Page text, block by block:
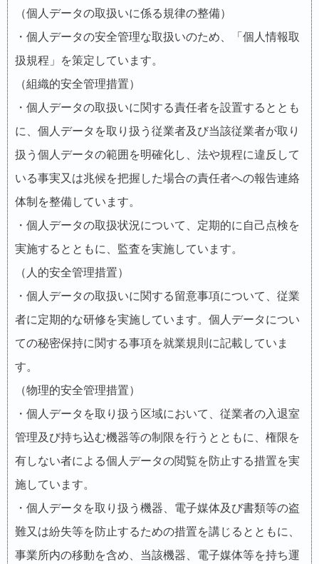
（個人データの取扱いに係る規律の整備）
・個人データの安全管理な取扱いのため、「個人情報取
扱規程」を策定しています。
（組織的安全管理措置）
・個人データの取扱いに関する責任者を設置するととも
に、個人データを取り扱う従業者及び当該従業者が取り
扱う個人データの範囲を明確化し、法や規程に違反して
いる事実又は兆候を把握した場合の責任者への報告連絡
体制を整備しています。
・個人データの取扱状況について、定期的に自己点検を
実施するとともに、監査を実施しています。
（人的安全管理措置）
・個人データの取扱いに関する留意事項について、従業
者に定期的な研修を実施しています。個人データについ
ての秘密保持に関する事項を就業規則に記載していま
す。
（物理的安全管理措置）
・個人データを取り扱う区域において、従業者の入退室
管理及び持ち込む機器等の制限を行うとともに、権限を
有しない者による個人データの閲覧を防止する措置を実
施しています。
・個人データを取り扱う機器、電子媒体及び書類等の盗
難又は紛失等を防止するための措置を講じるとともに、
事業所内の移動を含め、当該機器、電子媒体等を持ち運